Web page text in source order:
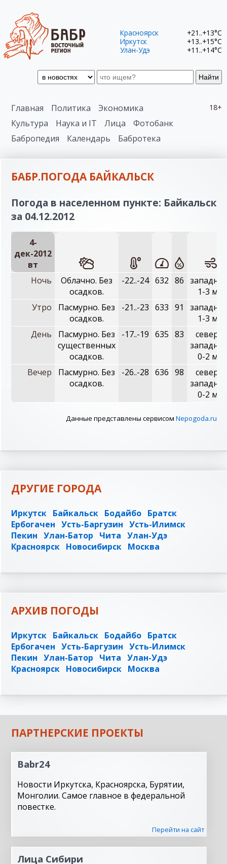
Найти
Красноярск
+21..+13°C
Иркутск
+13..+15°C
Улан-Удэ
+11..+14°C
18+
Главная Политика
Экономика
Культура
Наука и IT Лица
Фотобанк
Бабропедия
Календарь Бабротека
БАБР.ПОГОДА БАЙКАЛЬСК
Погода в населенном пункте: Байкальск
за 04.12.2012
4-
дек-2012
вт
Ночь
Облачно. Без
осадков.
-22..-24 632 86
1-3 м/с
Утро
Пасмурно. Без
осадков.
-21..-23 633 91
1-3 м/с
День
Пасмурно. Без
существенных
осадков.
-17..-19 635 83
северо-
0-2 м/с
Вечер
Пасмурно. Без
осадков.
-26..-28 636 98
северо-
0-2 м/с
Данные представлены сервисом Nepogoda.ru
ДРУГИЕ ГОРОДА
Иркутск Байкальск Бодайбо Братск
Ербогачен Усть-Баргузин Усть-Илимск
Пекин Улан-Батор Чита Улан-Удэ
Красноярск Новосибирск Москва
АРХИВ ПОГОДЫ
Иркутск Байкальск Бодайбо Братск
Ербогачен Усть-Баргузин Усть-Илимск
Пекин Улан-Батор Чита Улан-Удэ
Красноярск Новосибирск Москва
ПАРТНЕРСКИЕ ПРОЕКТЫ
Babr24
Новости Иркутска, Красноярска, Бурятии,
Монголии. Самое главное в федеральной
повестке.
Перейти на сайт
Лица Сибири